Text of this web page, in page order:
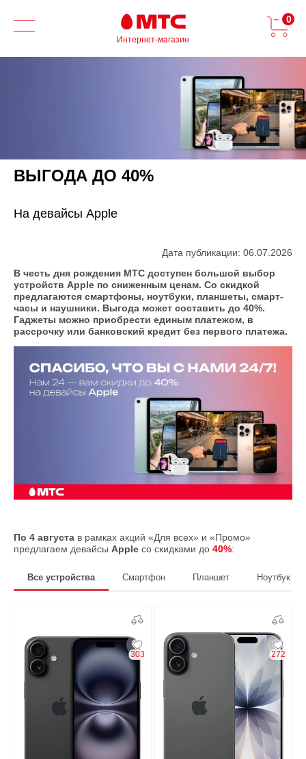
Интернет-магазин
0
ВЫГОДА ДО 40%
На девайсы Apple
Дата публикации: 06.07.2026
В честь дня рождения МТС доступен большой выбор
устройств Apple по сниженным ценам. Со скидкой
предлагаются смартфоны, ноутбуки, планшеты, смарт-
часы и наушники. Выгода может составить до 40%.
Гаджеты можно приобрести единым платежом, в
рассрочку или банковский кредит без первого платежа.
По 4 августа в рамках акций «Для всех» и «Промо»
предлагаем девайсы Apple со скидками до 40%:
Все устройства Смартфон Планшет Ноутбук
303 272